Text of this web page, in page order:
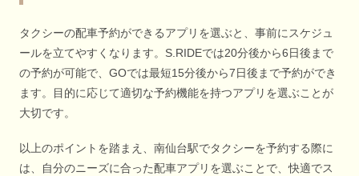
タクシーの配車予約ができるアプリを選ぶと、事前にスケジュ
ールを立てやすくなります。S.RIDEでは20分後から6日後まで
の予約が可能で、GOでは最短15分後から7日後まで予約ができ
ます。目的に応じて適切な予約機能を持つアプリを選ぶことが
大切です。
以上のポイントを踏まえ、南仙台駅でタクシーを予約する際に
は、自分のニーズに合った配車アプリを選ぶことで、快適でス